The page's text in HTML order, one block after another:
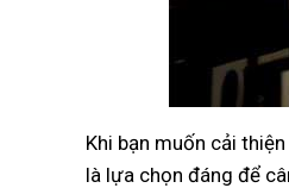
Khi bạn muốn cải
là lựa chọn đáng để